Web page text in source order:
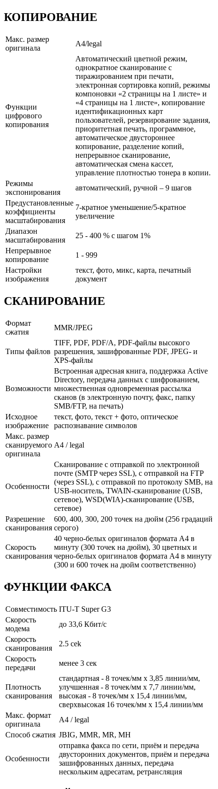
КОПИРОВАНИЕ
Макс. размер
оригинала
A4/legal
Функции
цифрового
копирования
Автоматический цветной режим,
однократное сканирование с
тиражированием при печати,
электронная сортировка копий, режимы
компоновки «2 страницы на 1 листе» и
«4 страницы на 1 листе», копирование
идентификационных карт
пользователей, резервирование задания,
приоритетная печать, программное,
автоматическое двустороннее
копирование, разделение копий,
непрерывное сканирование,
автоматическая смена кассет,
управление плотностью тонера в копии.
Режимы
экспонирования
автоматический, ручной – 9 шагов
Предустановленные
коэффициенты
масштабирования
7-кратное уменьшение/5-кратное
увеличение
Диапазон
масштабирования
25 - 400 % с шагом 1%
Непрерывное
копирование
1 - 999
Настройки
изображения
текст, фото, микс, карта, печатный
документ
СКАНИРОВАНИЕ
Формат
сжатия
MMR/JPEG
Типы файлов
TIFF, PDF, PDF/A, PDF-файлы высокого
разрешения, зашифрованные PDF, JPEG- и
XPS-файлы
Возможности
Встроенная адресная книга, поддержка Active
Directory, передача данных с шифрованием,
множественная одновременная рассылка
сканов (в электронную почту, факс, папку
SMB/FTP, на печать)
Исходное
изображение
текст, фото, текст + фото, оптическое
распознавание символов
Макс. размер
сканируемого
оригинала
A4 / legal
Особенности
Сканирование с отправкой по электронной
почте (SMTP через SSL), с отправкой на FTP
(через SSL), с отправкой по протоколу SMB, на
USB-носитель, TWAIN-сканирование (USB,
сетевое), WSD(WIA)-сканирование (USB,
сетевое)
Разрешение
сканирования
600, 400, 300, 200 точек на дюйм (256 градаций
серого)
Скорость
сканирования
40 черно-белых оригиналов формата А4 в
минуту (300 точек на дюйм), 30 цветных и
черно-белых оригиналов формата А4 в минуту
(300 и 600 точек на дюйм соответственно)
ФУНКЦИИ ФАКСА
Совместимость ITU-T Super G3
Скорость
модема
до 33,6 Кбит/с
Скорость
сканирования
2.5 сek
Скорость
передачи
менее 3 сек
Плотность
сканирования
cтандартная - 8 точек/мм x 3,85 линии/мм,
улучшенная - 8 точек/мм x 7,7 линии/мм,
высокая - 8 точек/мм x 15,4 линии/мм,
сверхвысокая 16 точек/мм x 15,4 линии/мм
Макс. формат
оригинала
A4 / legal
Способ сжатия JBIG, MMR, MR, MH
Особенности
отправка факса по сети, приём и передача
двусторонних документов, приём и передача
зашифрованных данных, передача
нескольким адресатам, ретрансляция